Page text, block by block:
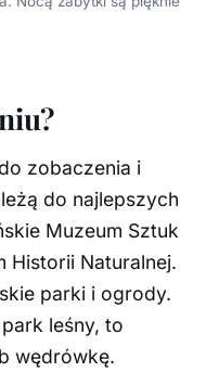
zobaczenia i
do najlepszych
Muzeum Sztuk
Historii Naturalnej.
parki i ogrody.
leśny, to
wędrówkę.